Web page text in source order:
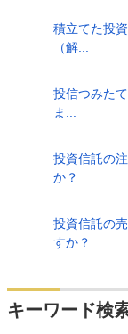
積立てた投
（解...
投信つみた
ま...
投資信託の
か？
投資信託の
すか？
キーワード検